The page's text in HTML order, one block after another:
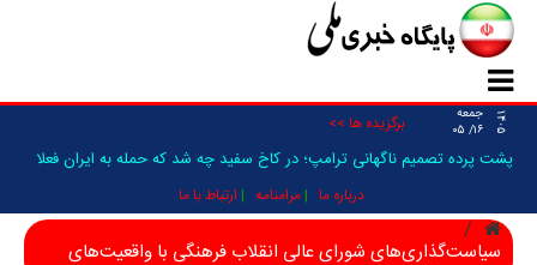
۱۴۰۵
جمعه
۱۶/ ۰۵
برگزیده ها >>
درباره ما مرامنامه ارتباط با ما
سیاست‌گذاری‌های شورای عالی انقلاب فرهنگی با واقعیت‌های
جامعه متناسب نیست